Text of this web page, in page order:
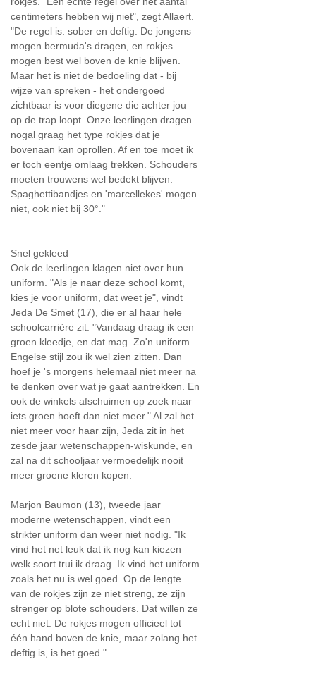
centimeters hebben wij niet", zegt Allaert.
"De regel is: sober en deftig. De jongens
mogen bermuda's dragen, en rokjes
mogen best wel boven de knie blijven.
Maar het is niet de bedoeling dat - bij
wijze van spreken - het ondergoed
zichtbaar is voor diegene die achter jou
op de trap loopt. Onze leerlingen dragen
nogal graag het type rokjes dat je
bovenaan kan oprollen. Af en toe moet ik
er toch eentje omlaag trekken. Schouders
moeten trouwens wel bedekt blijven.
Spaghettibandjes en 'marcellekes' mogen
niet, ook niet bij 30°."
Snel gekleed
Ook de leerlingen klagen niet over hun
uniform. "Als je naar deze school komt,
kies je voor uniform, dat weet je", vindt
Jeda De Smet (17), die er al haar hele
schoolcarrière zit. "Vandaag draag ik een
groen kleedje, en dat mag. Zo'n uniform
Engelse stijl zou ik wel zien zitten. Dan
hoef je 's morgens helemaal niet meer na
te denken over wat je gaat aantrekken. En
ook de winkels afschuimen op zoek naar
iets groen hoeft dan niet meer." Al zal het
niet meer voor haar zijn, Jeda zit in het
zesde jaar wetenschappen-wiskunde, en
zal na dit schooljaar vermoedelijk nooit
meer groene kleren kopen.
Marjon Baumon (13), tweede jaar
moderne wetenschappen, vindt een
strikter uniform dan weer niet nodig. "Ik
vind het net leuk dat ik nog kan kiezen
welk soort trui ik draag. Ik vind het uniform
zoals het nu is wel goed. Op de lengte
van de rokjes zijn ze niet streng, ze zijn
strenger op blote schouders. Dat willen ze
echt niet. De rokjes mogen officieel tot
één hand boven de knie, maar zolang het
deftig is, is het goed."